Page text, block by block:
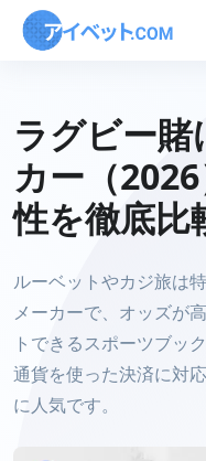
ラグビー
カー（
性を徹底比
ルーベットやカジ旅は
メーカーで、オッズが
トできるスポーツブッ
通貨を使った決済に対
に人気です。